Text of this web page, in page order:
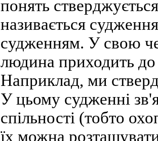
понять
називається
судженням. У свою
людина приходить до
Наприклад, ми
У цьому судженні
спільності (тобто
їх можна